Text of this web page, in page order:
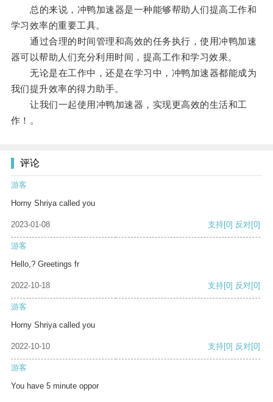
总的来说，冲鸭加速器是一种能够帮助人们提高工作和
学习效率的重要工具。
通过合理的时间管理和高效的任务执行，使用冲鸭加速
器可以帮助人们充分利用时间，提高工作和学习效果。
无论是在工作中，还是在学习中，冲鸭加速器都能成为
我们提升效率的得力助手。
让我们一起使用冲鸭加速器，实现更高效的生活和工
作！。
评论
游客
Horny Shriya called you
2023-01-08 支持[0] 反对[0]
游客
Hello,? Greetings fr
2022-10-18 支持[0] 反对[0]
游客
Horny Shriya called you
2022-10-10 支持[0] 反对[0]
游客
You have 5 minute oppor